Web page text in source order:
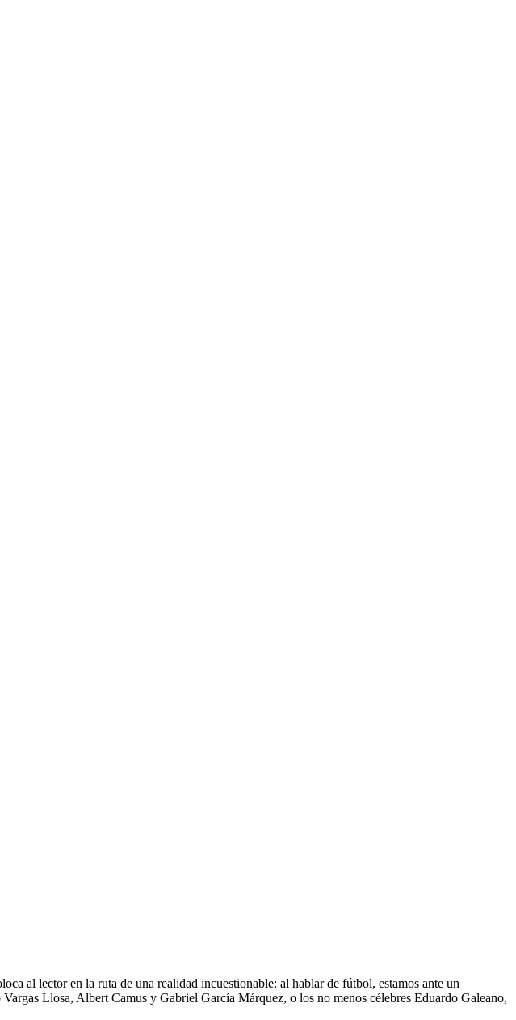
al lector en la ruta de una realidad incuestionable: al hablar de fútbol, estamos ante un
Llosa, Albert Camus y Gabriel García Márquez, o los no menos célebres Eduardo Galeano,